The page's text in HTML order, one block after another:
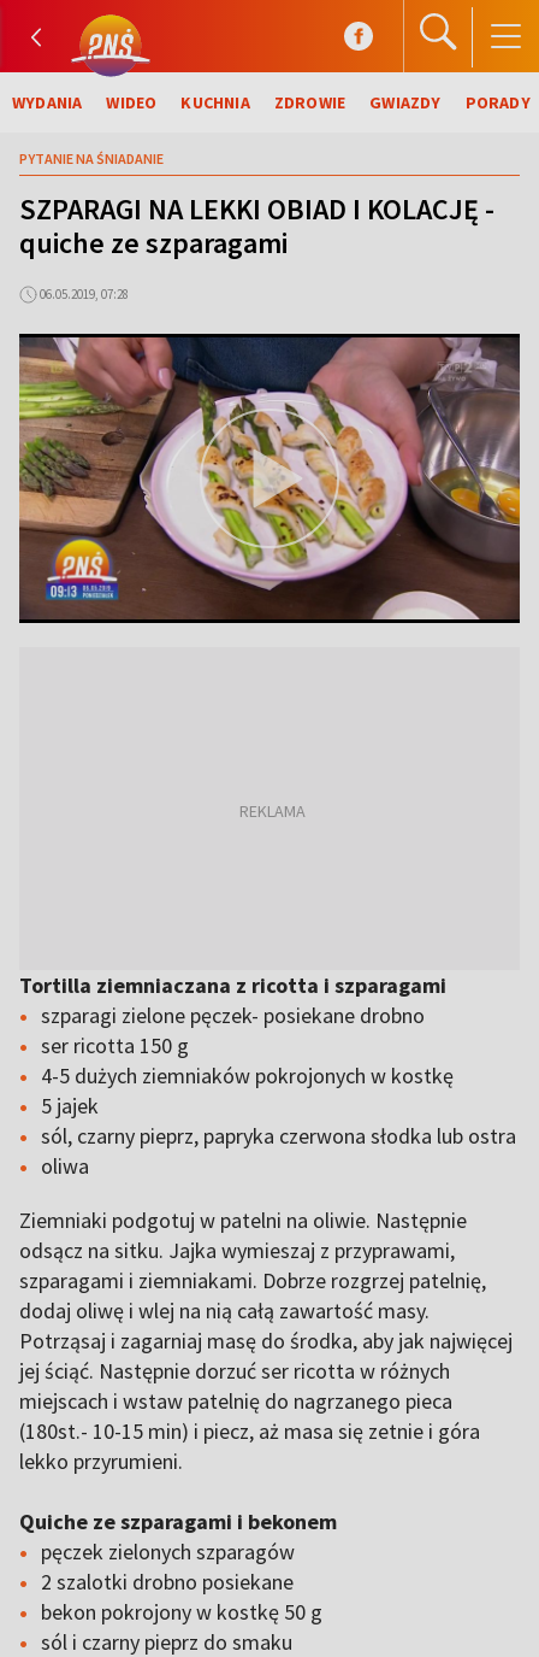
WYDANIA WIDEO KUCHNIA ZDROWIE GWIAZDY PORADY
PYTANIE NA ŚNIADANIE
SZPARAGI NA LEKKI OBIAD I KOLACJĘ -
quiche ze szparagami
06.05.2019, 07:28
Tortilla ziemniaczana z ricotta i szparagami
szparagi zielone pęczek- posiekane drobno
ser ricotta 150 g
4-5 dużych ziemniaków pokrojonych w kostkę
5 jajek
sól, czarny pieprz, papryka czerwona słodka lub ostra
oliwa
Ziemniaki podgotuj w patelni na oliwie. Następnie
odsącz na sitku. Jajka wymieszaj z przyprawami,
szparagami i ziemniakami. Dobrze rozgrzej patelnię,
dodaj oliwę i wlej na nią całą zawartość masy.
Potrząsaj i zagarniaj masę do środka, aby jak najwięcej
jej ściąć. Następnie dorzuć ser ricotta w różnych
miejscach i wstaw patelnię do nagrzanego pieca
(180st.- 10-15 min) i piecz, aż masa się zetnie i góra
lekko przyrumieni.
Quiche ze szparagami i bekonem
pęczek zielonych szparagów
2 szalotki drobno posiekane
bekon pokrojony w kostkę 50 g
sól i czarny pieprz do smaku